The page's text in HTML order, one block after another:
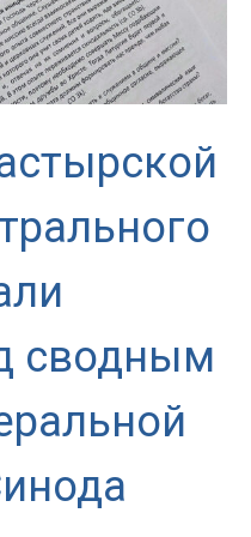
сводным